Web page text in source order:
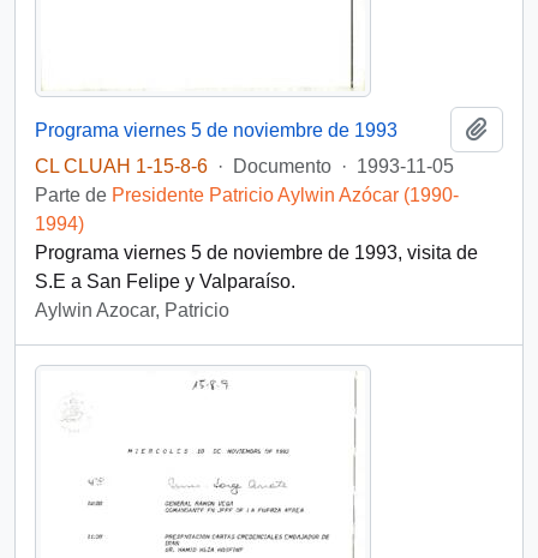
Programa viernes 5 de noviembre de 1993
CL CLUAH 1-15-8-6 · Documento · 1993-11-05
Parte de Presidente Patricio Aylwin Azócar (1990-
1994)
Programa viernes 5 de noviembre de 1993, visita de
S.E a San Felipe y Valparaíso.
Aylwin Azocar, Patricio